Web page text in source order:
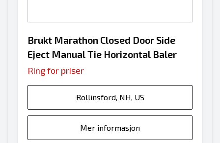
Brukt Marathon Closed Door Side
Eject Manual Tie Horizontal Baler
Ring for priser
Rollinsford, NH, US
Mer informasjon